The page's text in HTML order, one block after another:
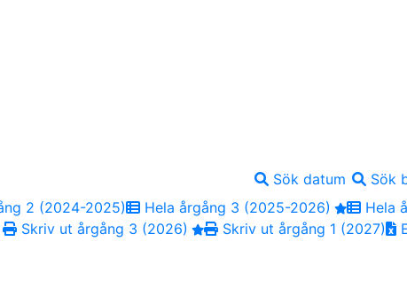
Sök datum
Sök
2 (2024-2025)
Hela årgång 3 (2025-2026) Hela
Skriv ut årgång 3 (2026) Skriv ut årgång 1 (2027)